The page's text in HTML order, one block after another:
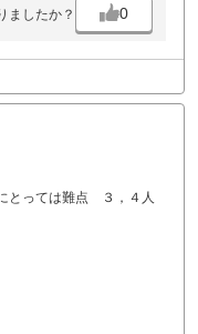
ましたか？ 0
とっては難点 ３，４人